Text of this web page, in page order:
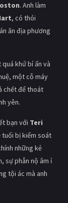
. Anh làm
, có thói
ăn địa phương
khứ bí ẩn và
một cỗ máy
chết để thoát
yên.
bạn với Teri
tuổi bị kiểm soát
những kẻ
sự phẫn nộ âm ỉ
tội ác mà anh